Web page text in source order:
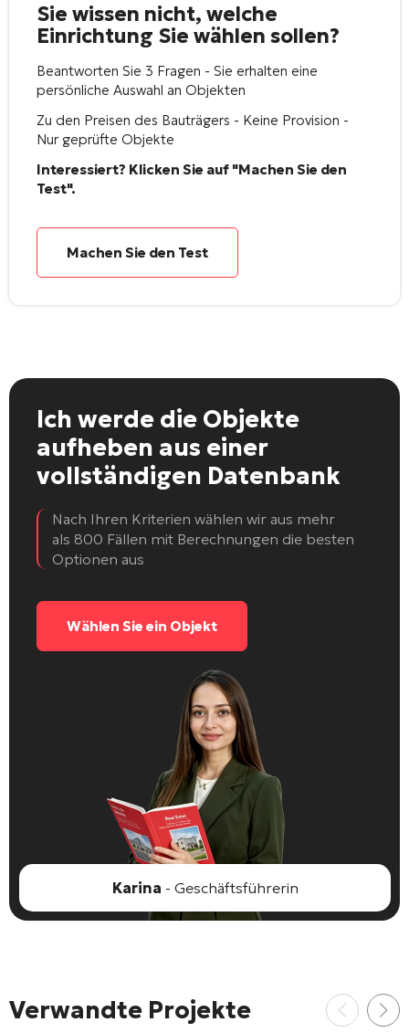
Sie wissen nicht, welche
Einrichtung Sie wählen sollen?
Beantworten Sie 3 Fragen - Sie erhalten eine
persönliche Auswahl an Objekten
Zu den Preisen des Bauträgers - Keine Provision -
Nur geprüfte Objekte
Interessiert? Klicken Sie auf "Machen Sie den
Test".
Machen Sie den Test
Ich werde die Objekte
aufheben aus einer
vollständigen Datenbank
Nach Ihren Kriterien wählen wir aus mehr
als 800 Fällen mit Berechnungen die besten
Optionen aus
Wählen Sie ein Objekt
Karina - Geschäftsführerin
Verwandte Projekte